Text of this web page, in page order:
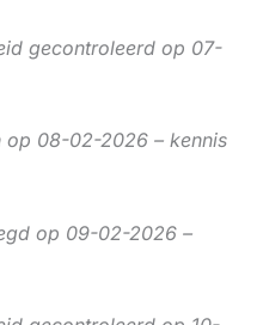
gecontroleerd op 07-
op 08-02-2026 – kennis
op 09-02-2026 –